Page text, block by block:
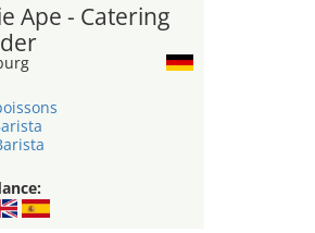
Ape - Catering